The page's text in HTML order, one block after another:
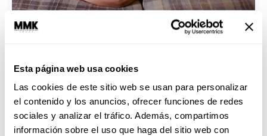
Esta página web usa cookies
Las cookies de este sitio web se usan para personalizar
el contenido y los anuncios, ofrecer funciones de redes
sociales y analizar el tráfico. Además, compartimos
información sobre el uso que haga del sitio web con